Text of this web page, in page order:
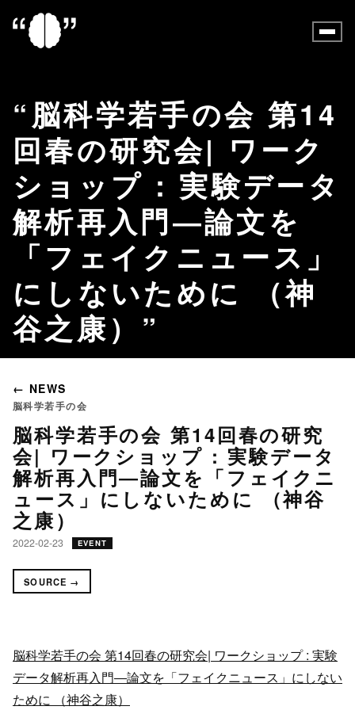
脳科学若手の会 第14
回春の研究会| ワーク
ショップ : 実験データ
解析再入門―論文を
「フェイクニュース」
にしないために （神
谷之康）
← NEWS
脳科学若手の会
脳科学若手の会 第14回春の研究
会| ワークショップ : 実験データ
解析再入門―論文を「フェイクニ
ュース」にしないために （神谷
之康）
2022-02-23 EVENT
SOURCE →
脳科学若手の会 第14回春の研究会| ワークショップ : 実験
データ解析再入門―論文を「フェイクニュース」にしない
ために （神谷之康）